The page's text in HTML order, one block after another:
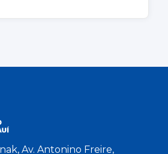
Av. Antonino Freire,